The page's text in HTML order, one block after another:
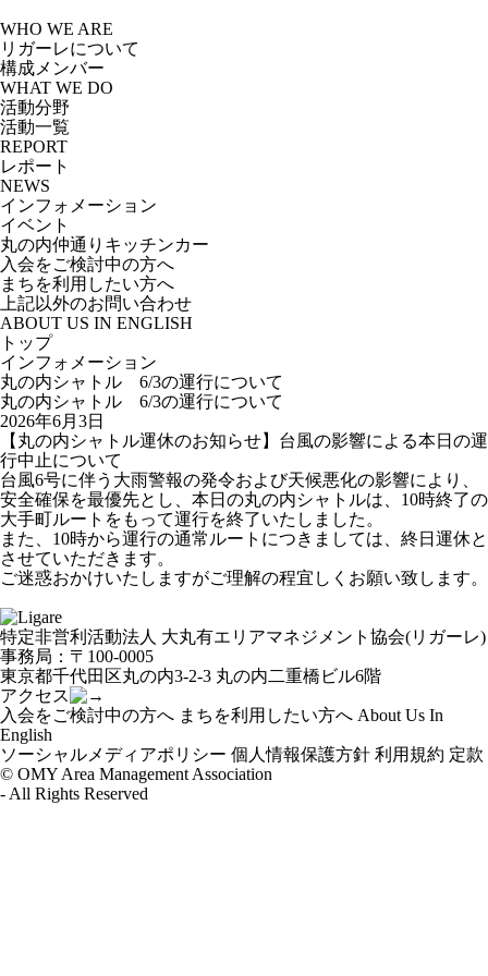
to
the
content
WHO WE ARE
リガーレについて
構成メンバー
WHAT WE DO
活動分野
活動一覧
REPORT
レポート
NEWS
インフォメーション
イベント
丸の内仲通りキッチンカー
入会をご検討中の方へ
まちを利用したい方へ
上記以外のお問い合わせ
ABOUT US IN ENGLISH
トップ
インフォメーション
丸の内シャトル 6/3の運行について
丸の内シャトル 6/3の運行について
2026年6月3日
【丸の内シャトル運休のお知らせ】台風の影響による本日の運
行中止について
台風6号に伴う大雨警報の発令および天候悪化の影響により、
安全確保を最優先とし、本日の丸の内シャトルは、10時終了の
大手町ルートをもって運行を終了いたしました。
また、10時から運行の通常ルートにつきましては、終日運休と
させていただきます。
ご迷惑おかけいたしますがご理解の程宜しくお願い致します。
特定非営利活動法人 大丸有エリアマネジメント協会(リガーレ)
事務局：〒100-0005
東京都千代田区丸の内3-2-3 丸の内二重橋ビル6階
アクセス
入会をご検討中の方へ まちを利用したい方へ About Us In
English
ソーシャルメディアポリシー 個人情報保護方針 利用規約 定款
© OMY Area Management Association
- All Rights Reserved